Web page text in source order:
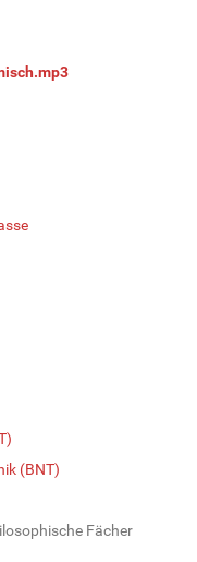
(BNT)
Fächer